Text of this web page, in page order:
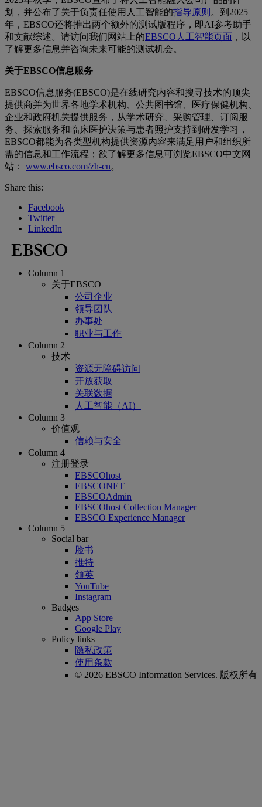
划，并公布了关于负责任使用人工智能的指导原则 。到2025
年，EBSCO还将推出两个额外的测试版程序，即AI参考助手
和文献综述。请访问我们网站上的EBSCO人工智能页面 ，以
了解更多信息并咨询未来可能的测试机会。
关于EBSCO信息服务
EBSCO信息服务(EBSCO)是在线研究内容和搜寻技术的顶尖
提供商并为世界各地学术机构、公共图书馆、医疗保健机构、
企业和政府机关提供服务，从学术研究、采购管理、订阅服
务、探索服务和临床医护决策与患者照护支持到研发学习，
EBSCO都能为各类型机构提供资源内容来满足用户和组织所
需的信息和工作流程；欲了解更多信息可浏览EBSCO中文网
站： www.ebsco.com/zh-cn。
Share this:
Facebook
Twitter
LinkedIn
Column 1
关于EBSCO
公司企业
领导团队
办事处
职业与工作
Column 2
技术
资源无障碍访问
开放获取
关联数据
人工智能（AI）
Column 3
价值观
信赖与安全
Column 4
注册登录
EBSCOhost
EBSCONET
EBSCOAdmin
EBSCOhost Collection Manager
EBSCO Experience Manager
Column 5
Social bar
脸书
推特
领英
YouTube
Instagram
Badges
App Store
Google Play
Policy links
隐私政策
使用条款
© 2026 EBSCO Information Services. 版权所有